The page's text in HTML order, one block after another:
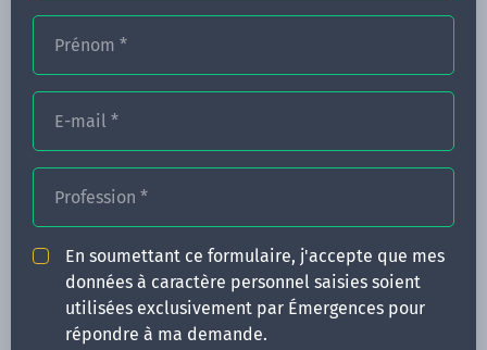
Prénom *
E-mail *
Profession *
En soumettant ce formulaire, j'accepte que mes
données à caractère personnel saisies soient
utilisées exclusivement par Émergences pour
répondre à ma demande.
CONGRÈS
ACTUALITÉS
INFOS PRATIQUES
Qui sommes-nous ?
CONTACT